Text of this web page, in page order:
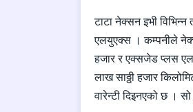
टाटा नेक्सन इभी
एलयुएक्स । कम्पनीले
हजार र एक्सजेड प्लस
लाख साठ्ठी हजार
वारेन्टी दिइनएको छ ।